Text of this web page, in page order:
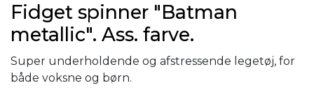
Fidget spinner "Batman
metallic". Ass. farve.
Super underholdende og afstressende legetøj, for
både voksne og børn.